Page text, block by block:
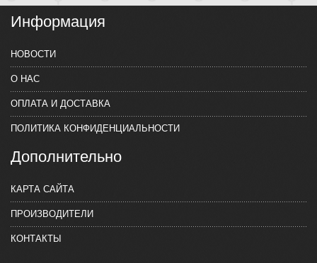
Информация
НОВОСТИ
О НАС
ОПЛАТА И ДОСТАВКА
ПОЛИТИКА КОНФИДЕНЦИАЛЬНОСТИ
Дополнительно
КАРТА САЙТА
ПРОИЗВОДИТЕЛИ
КОНТАКТЫ